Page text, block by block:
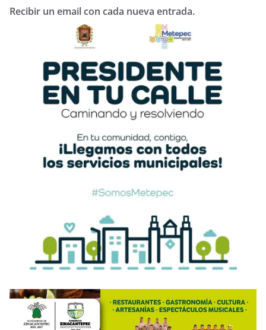
Recibir un email con cada nueva entrada.